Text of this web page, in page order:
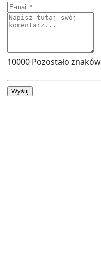
10000 Pozostało znaków
Wyślij